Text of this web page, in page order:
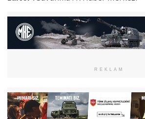
REKLAM